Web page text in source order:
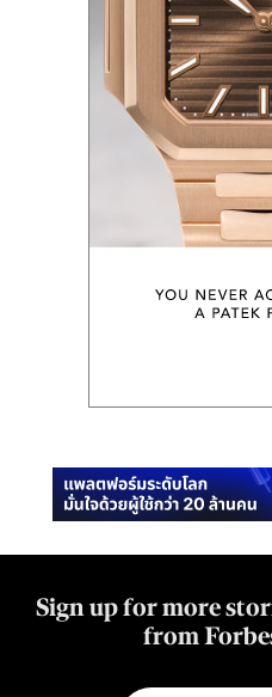
Sign up for more
from